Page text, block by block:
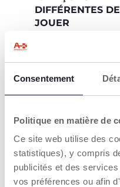
Consentement
Politique en matière de
Ce site web utilise des
statistiques), y compris
publicités et des
vos préférences ou afin
DIFFÉRENTES DE
JOUER
psychomotrice avec
activités pour les
bébés de 18 à 36
et 5 activités pour